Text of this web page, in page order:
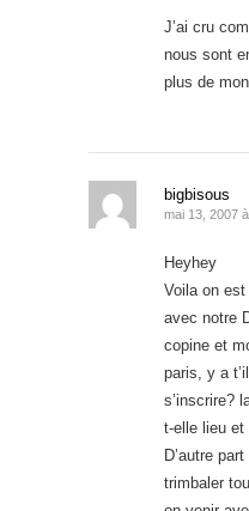
J’ai cru
nous sont
plus de
bigbisous
mai 13, 2007
Heyhey
Voila on
avec notre
copine et
paris, y a
s’inscrire?
t-elle lieu et
D’autre
trimbaler